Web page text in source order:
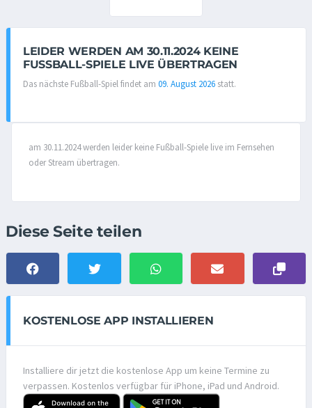
LEIDER WERDEN AM 30.11.2024 KEINE
FUSSBALL-SPIELE LIVE ÜBERTRAGEN
Das nächste Fußball-Spiel findet am 09. August 2026 statt.
am 30.11.2024 werden leider keine Fußball-Spiele live im Fernsehen
oder Stream übertragen.
Diese Seite teilen
KOSTENLOSE APP INSTALLIEREN
Installiere dir jetzt die kostenlose App um keine Termine zu
verpassen. Kostenlos verfügbar für iPhone, iPad und Android.